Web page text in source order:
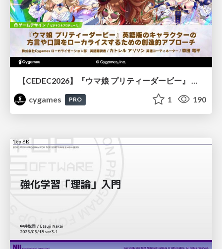
cygames
PRO 1 190